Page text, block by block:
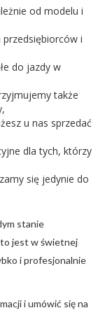
od modelu i
przedsiębiorców i
do jazdy w
także
u nas sprzedać
dla tych, którzy
się jedynie do
stanie
jest w świetnej
i profesjonalnie
i umówić się na